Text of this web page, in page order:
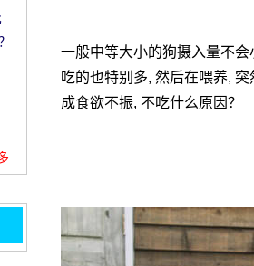
一般中等大小的狗摄入量不
吃的也特别多, 然后在喂养,
成食欲不振, 不吃什么原因？